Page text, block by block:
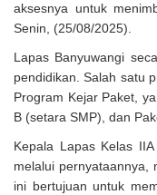
aksesnya untuk
Senin, (25/08/2025).
Lapas Banyuwangi
pendidikan. Salah satu
Program Kejar Paket,
B (setara SMP), dan
Kepala Lapas Kelas
melalui pernyataannya,
ini bertujuan untuk